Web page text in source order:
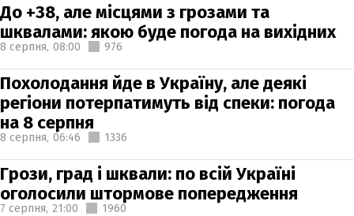
До +38, але місцями з грозами та
шквалами: якою буде погода на вихідних
8 серпня, 08:00 976
Похолодання йде в Україну, але деякі
регіони потерпатимуть від спеки: погода
на 8 серпня
8 серпня, 06:46 1336
Грози, град і шквали: по всій Україні
оголосили штормове попередження
7 серпня, 21:00 1960